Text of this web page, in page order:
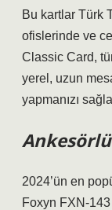
Bu kartlar Türk
ofislerinde ve
Classic Card,
yerel, uzun
yapmanızı
2024’ün en
Foxyn FXN-